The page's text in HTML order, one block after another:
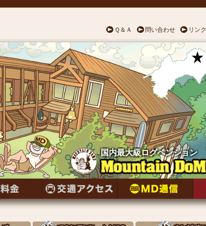
Ｑ＆Ａ 問い合わせ リンク
国内最大級ログペンション
国内最大級ログペンション
国内最大級ログペンション
国内最大級ログペンション
国内最大級ログペンション
国内最大級ログペンション
国内最大級ログペンション
国内最大級ログペンション
国内最大級ログペンション
国内最大級ログペンション
国内最大級ログペンション
国内最大級ログペンション
国内最大級ログペンション
国内最大級ログペンション
国内最大級ログペンション
国内最大級ログペンション
国内最大級ログペンション
国内最大級ログペンション
国内最大級ログペンション
国内最大級ログペンション
国内最大級ログペンション
国内最大級ログペンション
国内最大級ログペンション
国内最大級ログペンション
国内最大級ログペンション